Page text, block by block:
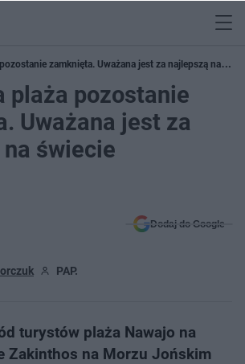
zamknięta. Uważana jest za najlepszą na
plaża pozostanie
Uważana jest za
świecie
Dodaj do Google
PAP.
turystów plaża Nawajo na
Zakinthos na Morzu Jońskim